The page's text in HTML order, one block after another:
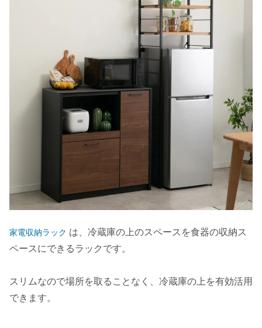
家電収納ラック は、冷蔵庫の上のスペースを食器の収納ス
ペースにできるラックです。
スリムなので場所を取ることなく、冷蔵庫の上を有効活用
できます。